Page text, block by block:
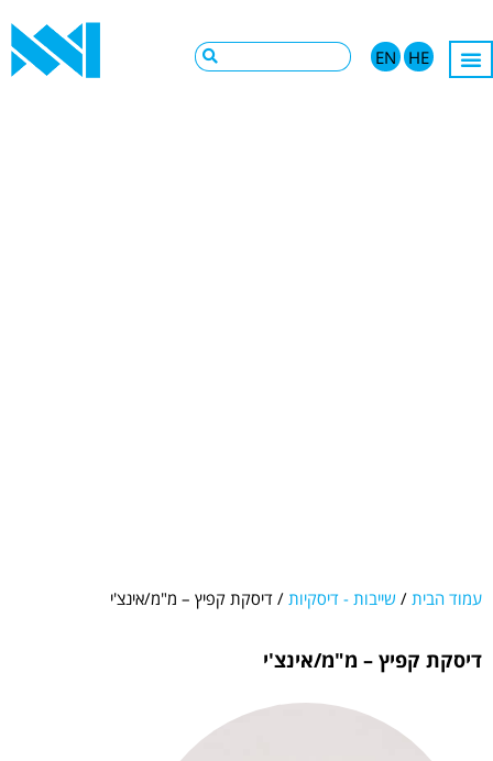
HE
EN
עמוד הבית / שייבות - דיסקיות / דיסקת קפיץ – מ"מ/אינצ'י
דיסקת קפיץ – מ"מ/אינצ'י